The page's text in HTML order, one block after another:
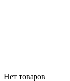
Нет товаров